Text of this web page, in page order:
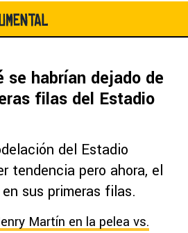
se habrían dejado de
filas del Estadio
del Estadio
tendencia pero ahora, el
sus primeras filas.
Martín en la pelea vs.